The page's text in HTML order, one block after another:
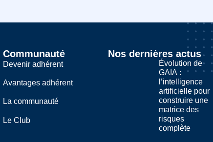
Communauté
Devenir adhérent
Avantages adhérent
La communauté
Le Club
Nos dernières actus
Évolution de
GAIA :
l’intelligence
artificielle pour
construire une
matrice des
risques
complète